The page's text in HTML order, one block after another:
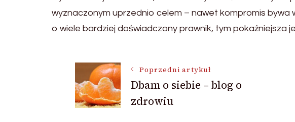
wyznaczonym uprzednio celem – nawet kompromis bywa
o wiele bardziej doświadczony prawnik, tym pokaźniejsza
Nawigacja
wpisu
Poprzedni artykuł
Dbam o siebie – blog o
zdrowiu